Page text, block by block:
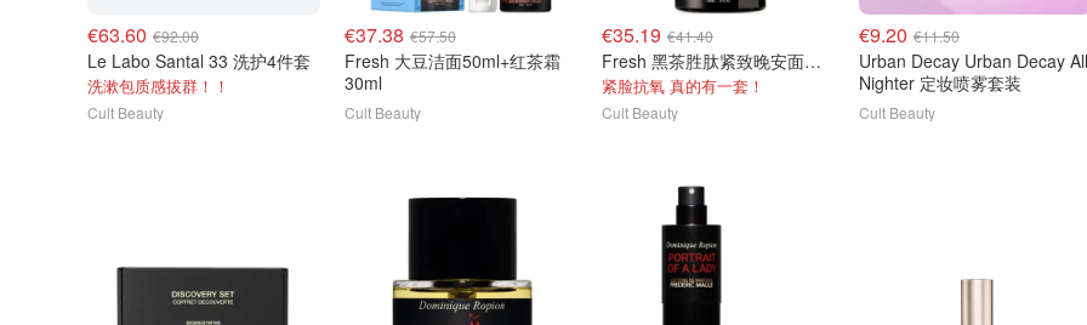
€63.60 €92.00
Le Labo Santal 33 洗护4件套
洗漱包质感拔群！！
Cult Beauty
€37.38 €57.50
Fresh 大豆洁面50ml+红茶霜
30ml
Cult Beauty
€35.19 €41.40
Fresh 黑茶胜肽紧致晚安面膜 30ml
紧脸抗氧 真的有一套！
Cult Beauty
€9.20 €11.50
Urban Decay Urban Decay All
Nighter 定妆喷雾套装
Cult Beauty